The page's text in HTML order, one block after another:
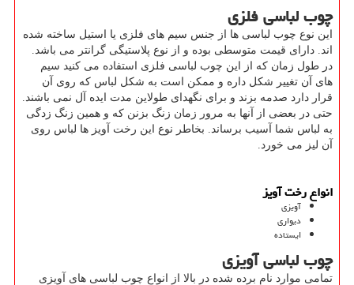
چوب لباسی فلزی
این نوع چوب لباسی ها از جنس سیم های فلزی یا استیل ساخته شده
اند. دارای قیمت متوسطی بوده و از نوع پلاستیگی گرانتر می باشد.
در طول زمان که از این چوب لباسی فلزی استفاده می کنید سیم
های آن تغییر شکل داره و ممکن است به شکل لباس که روی آن
قرار دارد صدمه بزند و برای نگهدای طولاین مدت ایده آل نمی باشند.
حتی در بعضی از آنها به مرور زمان زنگ بزنن که و همین زنگ زدگی
به لباس شما آسیب برساند. بخاطر نوع این رخت آویز ها لباس روی
آن لیز می خورد.
انواع رخت آویز
آویزی
دیواری
ایستاده
چوب لباسی آویزی
تمامی موارد نام برده شده در بالا از انواع چوب لباسی های آویزی